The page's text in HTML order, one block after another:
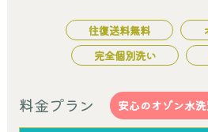
往復送料無料
完全個別洗い
料金プラン 安心のオゾン水洗